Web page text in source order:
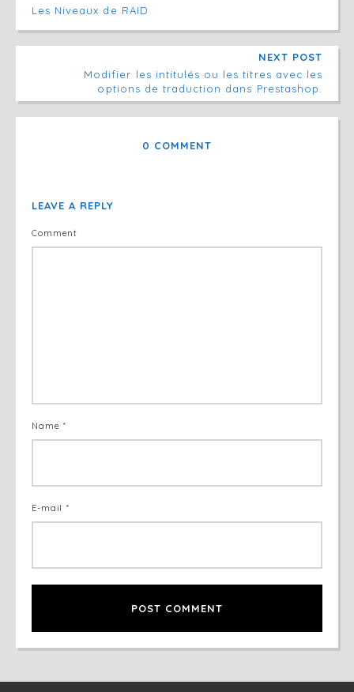
Les Niveaux de RAID
NEXT POST
Modifier les intitulés ou les titres avec les
options de traduction dans Prestashop.
0 COMMENT
LEAVE A REPLY
Comment
Name *
E-mail *